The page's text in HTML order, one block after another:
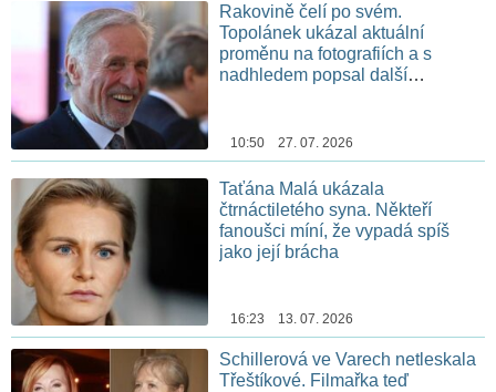
Rakovině čelí po svém.
Topolánek ukázal aktuální
proměnu na fotografiích a s
nadhledem popsal další
10:50 27. 07. 2026
Taťána Malá ukázala
čtrnáctiletého syna. Někteří
fanoušci míní, že vypadá spíš
jako její brácha
16:23 13. 07. 2026
Schillerová ve Varech netleskala
Třeštíkové. Filmařka teď